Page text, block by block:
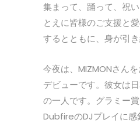
集まって、踊って、祝
とえに皆様のご支援と
するとともに、身が引き
今夜は、MIZMONさん
デビューです。彼女は
の一人です。グラミー
DubfireのDJプレイに感